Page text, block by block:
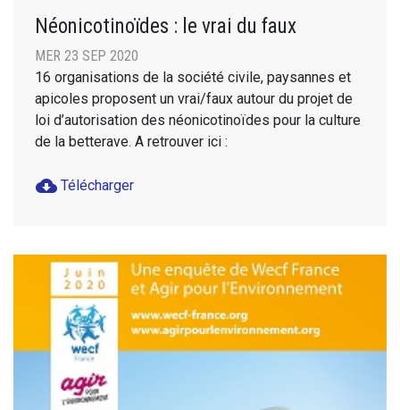
Néonicotinoïdes : le vrai du faux
MER 23 SEP 2020
16 organisations de la société civile, paysannes et
apicoles proposent un vrai/faux autour du projet de
loi d’autorisation des néonicotinoïdes pour la culture
de la betterave. A retrouver ici :
cloud_download Télécharger